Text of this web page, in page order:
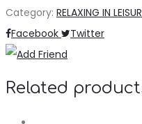
Category: RELAXING IN
Share
Facebook Twitter
Related